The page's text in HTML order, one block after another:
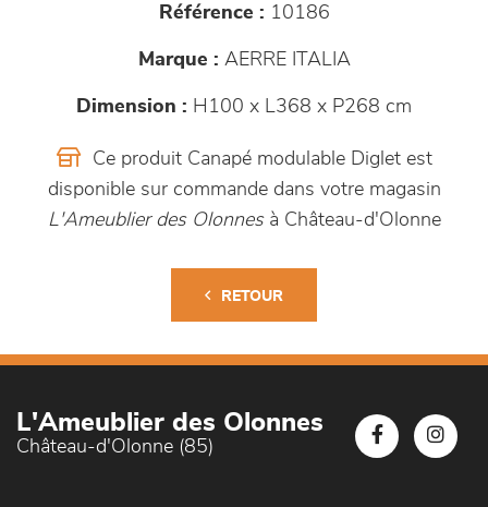
Référence : 10186
Marque : AERRE ITALIA
Dimension : H100 x L368 x P268 cm
Ce produit Canapé modulable Diglet est
disponible sur commande dans votre magasin
L'Ameublier des Olonnesà Château-d'Olonne
RETOUR
L'Ameublier des Olonnes
Château-d'Olonne (85)